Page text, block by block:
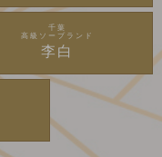
千葉
高級ソープランド
李白